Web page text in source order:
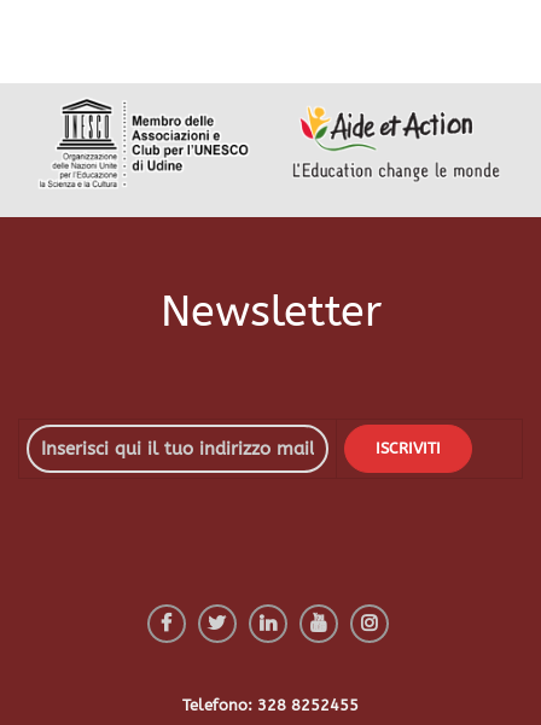
Newsletter
Telefono: 328 8252455